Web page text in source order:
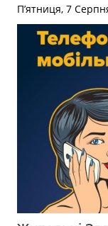
П’ятниця, 7